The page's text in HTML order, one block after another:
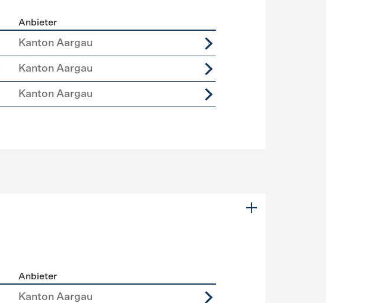
Anbieter
Kanton Aargau
Kanton Aargau
Kanton Aargau
Anbieter
Kanton Aargau